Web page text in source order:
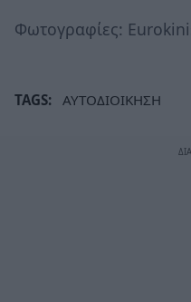
Φωτογραφίες:
TAGS: ΑΥΤΟΔΙΟΙΚΗΣΗ